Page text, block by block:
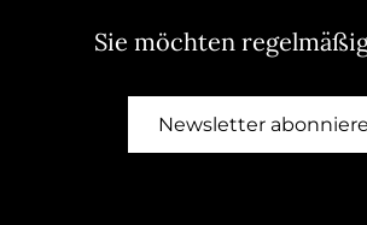
Sie möchten
Newsletter